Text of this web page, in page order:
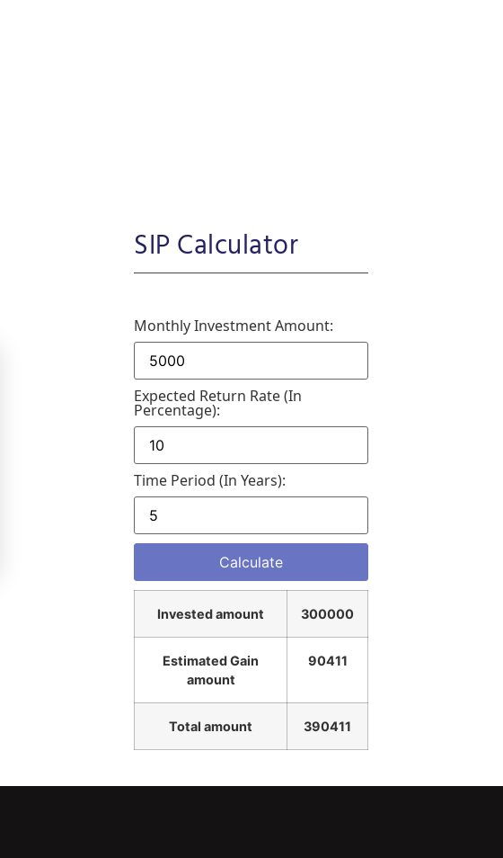
SIP Calculator
Monthly Investment Amount:
Expected Return Rate (in
Percentage):
Time Period (in Years):
Invested amount 300000
Estimated Gain
amount
90411
Total amount 390411